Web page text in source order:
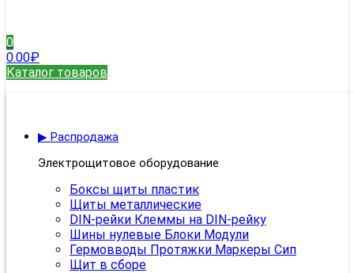
0
0.00₽
Каталог товаров
▶ Распродажа
Электрощитовое оборудование
Боксы щиты пластик
Щиты металлические
DIN-рейки Клеммы на DIN-рейку
Шины нулевые Блоки Модули
Гермовводы Протяжки Маркеры Сип
Щит в сборе